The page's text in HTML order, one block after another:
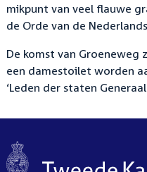
mikpunt van veel flauwe
de Orde van de
De komst van Groeneweg
een damestoilet worden
‘Leden der staten